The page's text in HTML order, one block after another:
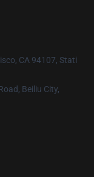
CA 94107, Stati
Beiliu City,